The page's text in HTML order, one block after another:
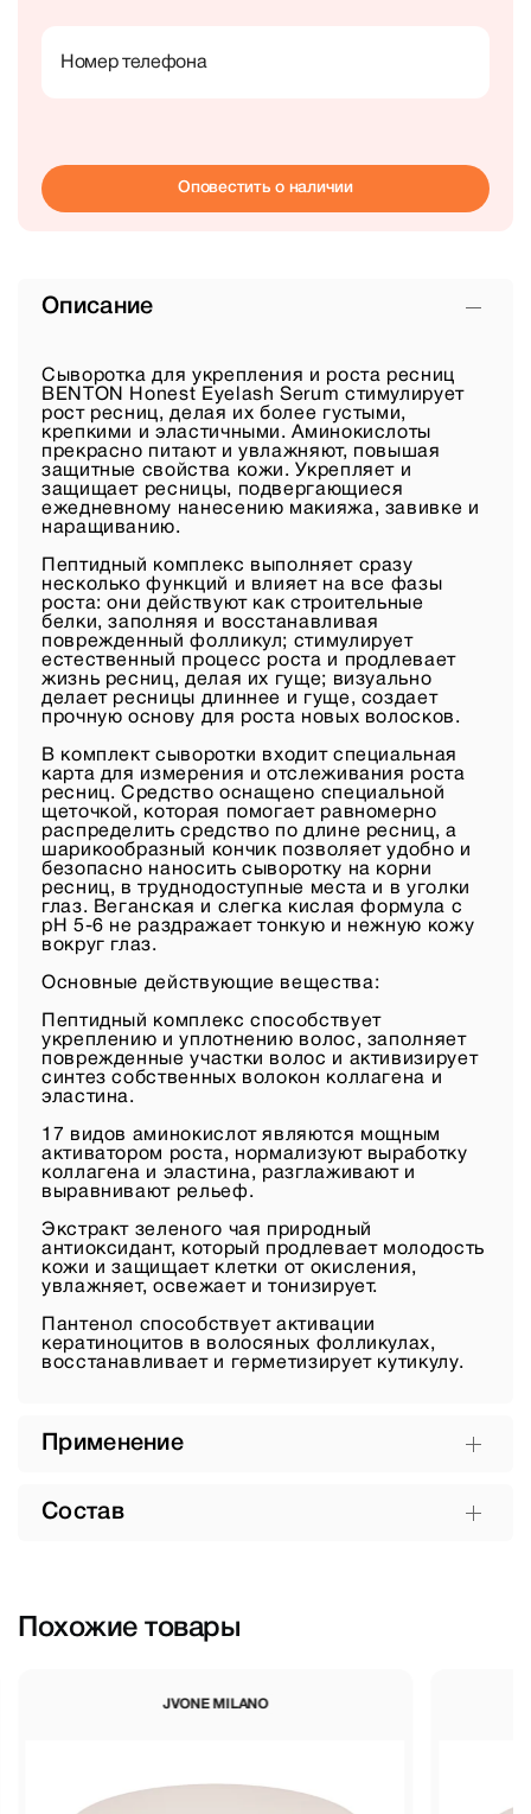
Номер телефона
Оповестить о наличии
Описание
Сыворотка для укрепления и роста ресниц
BENTON Honest Eyelash Serum стимулирует
рост ресниц, делая их более густыми,
крепкими и эластичными. Аминокислоты
прекрасно питают и увлажняют, повышая
защитные свойства кожи. Укрепляет и
защищает ресницы, подвергающиеся
ежедневному нанесению макияжа, завивке и
наращиванию.
Пептидный комплекс выполняет сразу
несколько функций и влияет на все фазы
роста: они действуют как строительные
белки, заполняя и восстанавливая
поврежденный фолликул; стимулирует
естественный процесс роста и продлевает
жизнь ресниц, делая их гуще; визуально
делает ресницы длиннее и гуще, создает
прочную основу для роста новых волосков.
В комплект сыворотки входит специальная
карта для измерения и отслеживания роста
ресниц. Средство оснащено специальной
щеточкой, которая помогает равномерно
распределить средство по длине ресниц, а
шарикообразный кончик позволяет удобно и
безопасно наносить сыворотку на корни
ресниц, в труднодоступные места и в уголки
глаз. Веганская и слегка кислая формула с
pH 5-6 не раздражает тонкую и нежную кожу
вокруг глаз.
Основные действующие вещества:
Пептидный комплекс способствует
укреплению и уплотнению волос, заполняет
поврежденные участки волос и активизирует
синтез собственных волокон коллагена и
эластина.
17 видов аминокислот являются мощным
активатором роста, нормализуют выработку
коллагена и эластина, разглаживают и
выравнивают рельеф.
Экстракт зеленого чая природный
антиоксидант, который продлевает молодость
кожи и защищает клетки от окисления,
увлажняет, освежает и тонизирует.
Пантенол способствует активации
кератиноцитов в волосяных фолликулах,
восстанавливает и герметизирует кутикулу.
Применение
Состав
Похожие товары
JVONE MILANO